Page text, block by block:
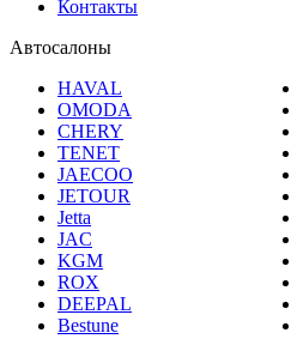
OMODA
CHERY
TENET
JAECOO
JETOUR
Jetta
JAC
KGM
ROX
DEEPAL
Bestune